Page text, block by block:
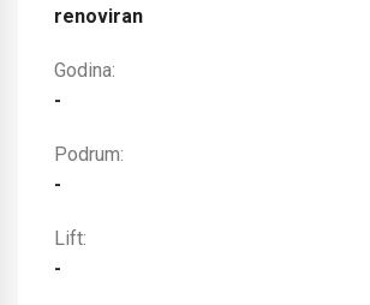
renoviran
Godina:
-
Podrum:
-
Lift:
-